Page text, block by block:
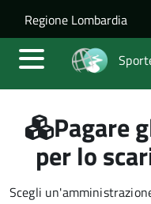
Salta al
Skip to site
Regione Lombardia
Pagare
per lo
Scegli